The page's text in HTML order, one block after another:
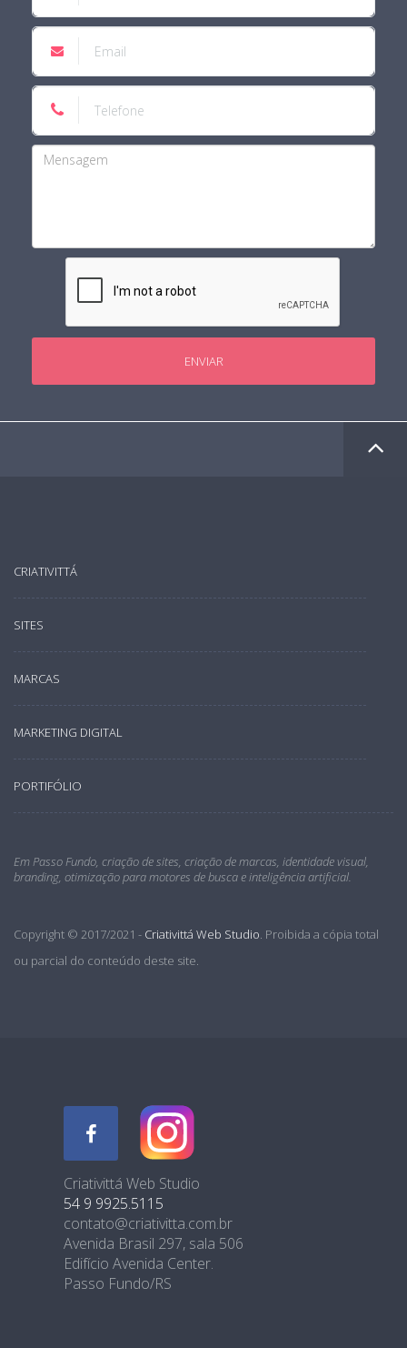
ENVIAR
CRIATIVITTÁ
SITES
MARCAS
MARKETING DIGITAL
PORTIFÓLIO
Em Passo Fundo, criação de sites, criação de marcas, identidade visual,
branding, otimização para motores de busca e inteligência artificial.
Copyright © 2017/2021 - Criativittá Web Studio. Proibida a cópia total
ou parcial do conteúdo deste site.
Criativittá Web Studio
54 9 9925.5115
contato@criativitta.com.br
Avenida Brasil 297, sala 506
Edifício Avenida Center.
Passo Fundo/RS